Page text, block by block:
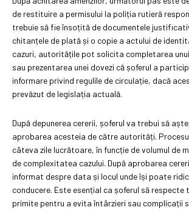
de restituire a permisului la poliția rutieră
trebuie să fie însoțită de documentele
chitanțele de plată și o copie a actului de
cazuri, autoritățile pot solicita completarea
sau prezentarea unei dovezi că șoferul a
informare privind regulile de circulație, dacă
prevăzut de legislația actuală.
După depunerea cererii, șoferul va trebui să
aprobarea acesteia de către autorități.
câteva zile lucrătoare, în funcție de volumul de
de complexitatea cazului. După aprobarea
informat despre data și locul unde își poate
conducere. Este esențial ca șoferul să
primite pentru a evita întârzieri sau complicații